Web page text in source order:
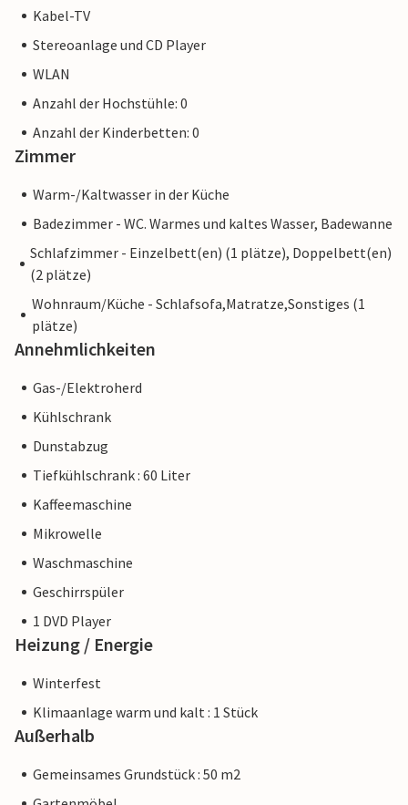
Kabel-TV
Stereoanlage und CD Player
WLAN
Anzahl der Hochstühle: 0
Anzahl der Kinderbetten: 0
Zimmer
Warm-/Kaltwasser in der Küche
Badezimmer - WC. Warmes und kaltes Wasser, Badewanne
Schlafzimmer - Einzelbett(en) (1 plätze), Doppelbett(en)
(2 plätze)
Wohnraum/Küche - Schlafsofa,Matratze,Sonstiges (1
plätze)
Annehmlichkeiten
Gas-/Elektroherd
Kühlschrank
Dunstabzug
Tiefkühlschrank : 60 Liter
Kaffeemaschine
Mikrowelle
Waschmaschine
Geschirrspüler
1 DVD Player
Heizung / Energie
Winterfest
Klimaanlage warm und kalt : 1 Stück
Außerhalb
Gemeinsames Grundstück : 50 m2